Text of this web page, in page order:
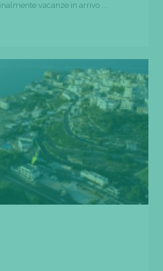
vacanze in arrivo ...